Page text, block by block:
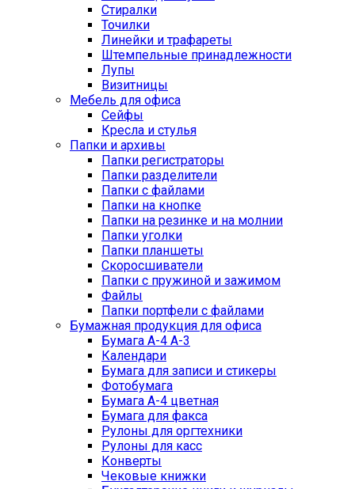
Стиралки
Точилки
Линейки и трафареты
Штемпельные принадлежности
Лупы
Визитницы
Мебель для офиса
Сейфы
Кресла и стулья
Папки и архивы
Папки регистраторы
Папки разделители
Папки с файлами
Папки на кнопке
Папки на резинке и на молнии
Папки уголки
Папки планшеты
Скоросшиватели
Папки с пружиной и зажимом
Файлы
Папки портфели с файлами
Бумажная продукция для офиса
Бумага А-4 А-3
Календари
Бумага для записи и стикеры
Фотобумага
Бумага А-4 цветная
Бумага для факса
Рулоны для оргтехники
Рулоны для касс
Конверты
Чековые книжки